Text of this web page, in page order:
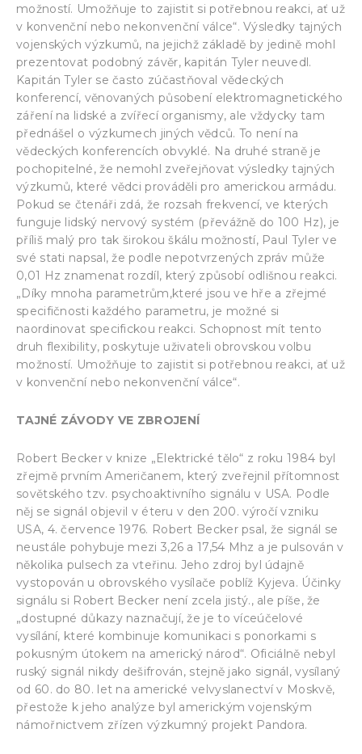
možností. Umožňuje to zajistit si potřebnou reakci, ať už
v konvenční nebo nekonvenční válce“. Výsledky tajných
vojenských výzkumů, na jejichž základě by jedině mohl
prezentovat podobný závěr, kapitán Tyler neuvedl.
Kapitán Tyler se často zúčastňoval vědeckých
konferencí, věnovaných působení elektromagnetického
záření na lidské a zvířecí organismy, ale vždycky tam
přednášel o výzkumech jiných vědců. To není na
vědeckých konferencích obvyklé. Na druhé straně je
pochopitelné, že nemohl zveřejňovat výsledky tajných
výzkumů, které vědci prováděli pro americkou armádu.
Pokud se čtenáři zdá, že rozsah frekvencí, ve kterých
funguje lidský nervový systém (převážně do 100 Hz), je
příliš malý pro tak širokou škálu možností, Paul Tyler ve
své stati napsal, že podle nepotvrzených zpráv může
0,01 Hz znamenat rozdíl, který způsobí odlišnou reakci.
„Díky mnoha parametrům,které jsou ve hře a zřejmé
specifičnosti každého parametru, je možné si
naordinovat specifickou reakci. Schopnost mít tento
druh flexibility, poskytuje uživateli obrovskou volbu
možností. Umožňuje to zajistit si potřebnou reakci, ať už
v konvenční nebo nekonvenční válce“.
TAJNÉ ZÁVODY VE ZBROJENÍ
Robert Becker v knize „Elektrické tělo“ z roku 1984 byl
zřejmě prvním Američanem, který zveřejnil přítomnost
sovětského tzv. psychoaktivního signálu v USA. Podle
něj se signál objevil v éteru v den 200. výročí vzniku
USA, 4. července 1976. Robert Becker psal, že signál se
neustále pohybuje mezi 3,26 a 17,54 Mhz a je pulsován v
několika pulsech za vteřinu. Jeho zdroj byl údajně
vystopován u obrovského vysílače poblíž Kyjeva. Účinky
signálu si Robert Becker není zcela jistý., ale píše, že
„dostupné důkazy naznačují, že je to víceúčelové
vysílání, které kombinuje komunikaci s ponorkami s
pokusným útokem na americký národ“. Oficiálně nebyl
ruský signál nikdy dešifrován, stejně jako signál, vysílaný
od 60. do 80. let na americké velvyslanectví v Moskvě,
přestože k jeho analýze byl americkým vojenským
námořnictvem zřízen výzkumný projekt Pandora.